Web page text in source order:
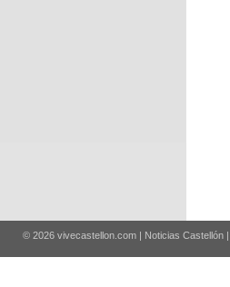
© 2026 vivecastellon.com | Noticias Castellón